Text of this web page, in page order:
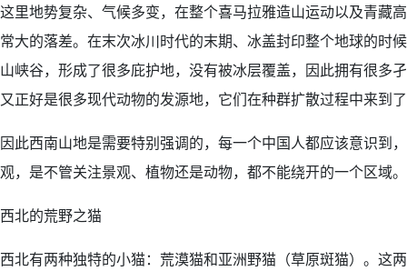
这里地势复杂、气候多变，在整个喜马拉雅造山运动以及青藏
常大的落差。在末次冰川时代的末期、冰盖封印整个地球的时
山峡谷，形成了很多庇护地，没有被冰层覆盖，因此拥有很多
又正好是很多现代动物的发源地，它们在种群扩散过程中来到
因此西南山地是需要特别强调的，每一个中国人都应该意识到
观，是不管关注景观、植物还是动物，都不能绕开的一个区域。
西北的荒野之猫
西北有两种独特的小猫：荒漠猫和亚洲野猫（草原斑猫）。这